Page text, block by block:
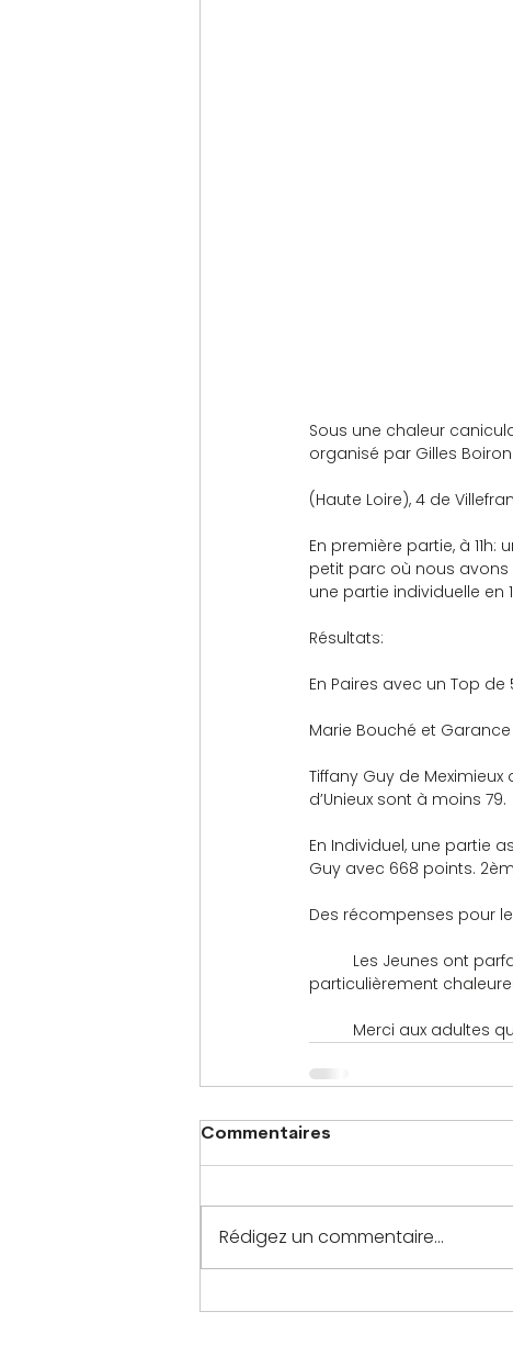
Sous une chaleur
organisé par Gilles Boiron
(Haute Loire), 4 de
En première partie, à
petit parc où nous avons
une partie individuelle en
Résultats:
En Paires avec un Top de
Marie Bouché et
Tiffany Guy de
d’Unieux sont à moins 79.
En Individuel, une partie
Guy avec 668 points.
Des récompenses pour
particulièrement
Merci aux adultes
Commentaires
Rédigez un commentaire...